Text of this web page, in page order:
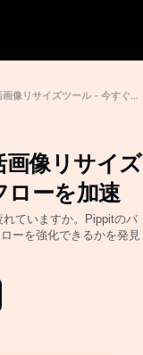
2026年のベスト8つの一括画像リサイズツール - 今すぐワークフローを加速
画像リサイズ
ローを加速
ていますか。Pippitのバ
ーを強化できるかを発見